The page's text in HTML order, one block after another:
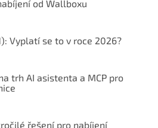
od Wallboxu
Vyplatí se to v roce 2026?
trh AI asistenta a MCP pro
řešení pro nabíjení